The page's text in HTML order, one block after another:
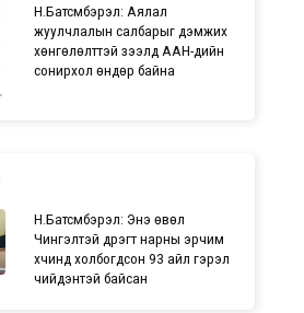
Н.Батсүмбэрэл: Аялал
жуулчлалын салбарыг дэмжих
хөнгөлөлттэй зээлд ААН-үүдийн
сонирхол өндөр байна
Н.Батсүмбэрэл: Энэ өвөл
Чингэлтэй дүүрэгт нарны эрчим
хүчинд холбогдсон 93 айл гэрэл
чийдэнтэй байсан